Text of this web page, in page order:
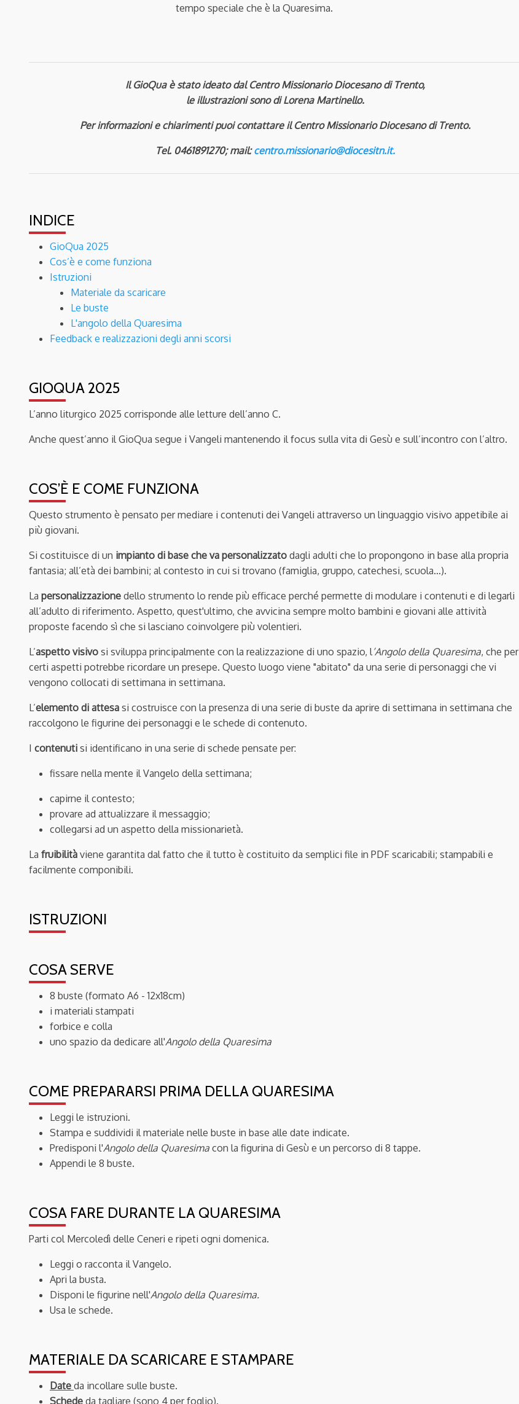
tempo speciale che è la Quaresima.
Il GioQua è stato ideato dal Centro Missionario Diocesano di Trento,
le illustrazioni sono di Lorena Martinello.
Per informazioni e chiarimenti puoi contattare il Centro Missionario Diocesano di Trento.
Tel. 0461891270; mail:centro.missionario@diocesitn.it.
INDICE
GioQua 2025
Cos’è e come funziona
Istruzioni
Materiale da scaricare
Le buste
L'angolo della Quaresima
Feedback e realizzazioni degli anni scorsi
GIOQUA 2025
L’anno liturgico 2025 corrisponde alle letture dell’anno C.
Anche quest’anno il GioQua segue i Vangeli mantenendo il focus sulla vita di Gesù e sull’incontro con l’altro.
COS’È E COME FUNZIONA
Questo strumento è pensato per mediare i contenuti dei Vangeli attraverso un linguaggio visivo appetibile ai
più giovani.
Si costituisce di un impianto di base che va personalizzato dagli adulti che lo propongono in base alla propria
fantasia; all’età dei bambini; al contesto in cui si trovano (famiglia, gruppo, catechesi, scuola…).
La personalizzazione dello strumento lo rende più efficace perché permette di modulare i contenuti e di legarli
all’adulto di riferimento. Aspetto, quest'ultimo, che avvicina sempre molto bambini e giovani alle attività
proposte facendo sì che si lasciano coinvolgere più volentieri.
L’aspetto visivo si sviluppa principalmente con la realizzazione di uno spazio, l’Angolo della Quaresima, che per
certi aspetti potrebbe ricordare un presepe. Questo luogo viene "abitato" da una serie di personaggi che vi
vengono collocati di settimana in settimana.
L’elemento di attesa si costruisce con la presenza di una serie di buste da aprire di settimana in settimana che
raccolgono le figurine dei personaggi e le schede di contenuto.
I contenuti si identificano in una serie di schede pensate per:
fissare nella mente il Vangelo della settimana;
capirne il contesto;
provare ad attualizzare il messaggio;
collegarsi ad un aspetto della missionarietà.
La fruibilità viene garantita dal fatto che il tutto è costituito da semplici file in PDF scaricabili; stampabili e
facilmente componibili.
ISTRUZIONI
COSA SERVE
8 buste (formato A6 - 12x18cm)
i materiali stampati
forbice e colla
uno spazio da dedicare all'Angolo della Quaresima
COME PREPARARSI PRIMA DELLA QUARESIMA
Leggi le istruzioni.
Stampa e suddividi il materiale nelle buste in base alle date indicate.
Predisponi l'Angolo della Quaresima con la figurina di Gesù e un percorso di 8 tappe.
Appendi le 8 buste.
COSA FARE DURANTE LA QUARESIMA
Parti col Mercoledì delle Ceneri e ripeti ogni domenica.
Leggi o racconta il Vangelo.
Apri la busta.
Disponi le figurine nell'Angolo della Quaresima.
Usa le schede.
MATERIALE DA SCARICARE E STAMPARE
Date da incollare sulle buste.
Schede da tagliare (sono 4 per foglio).